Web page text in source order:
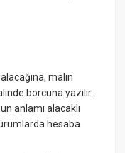
malın
borcuna yazılır.
anlamı alacaklı
hesaba